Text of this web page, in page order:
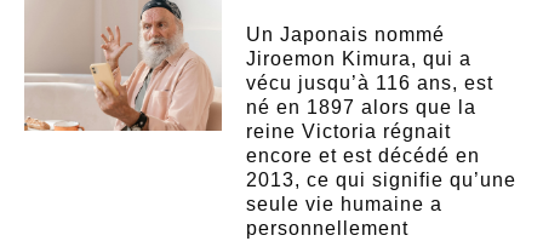
Un Japonais nommé
Jiroemon Kimura, qui a
vécu jusqu’à 116 ans, est
né en 1897 alors que la
reine Victoria régnait
encore et est décédé en
2013, ce qui signifie qu’une
seule vie humaine a
personnellement